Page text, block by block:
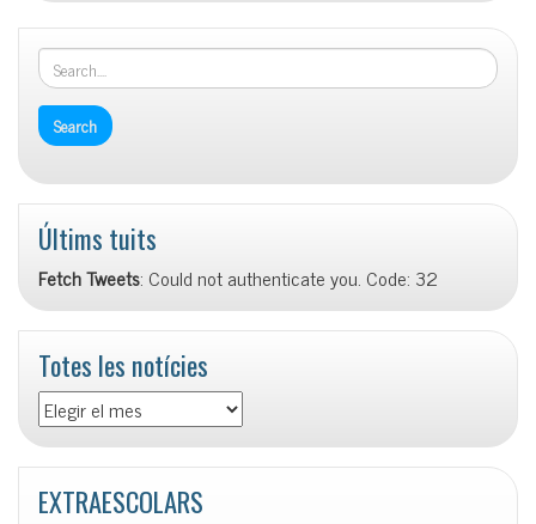
Últims tuits
Fetch Tweets: Could not authenticate you. Code: 32
Totes les notícies
Totes
les
notícies
EXTRAESCOLARS